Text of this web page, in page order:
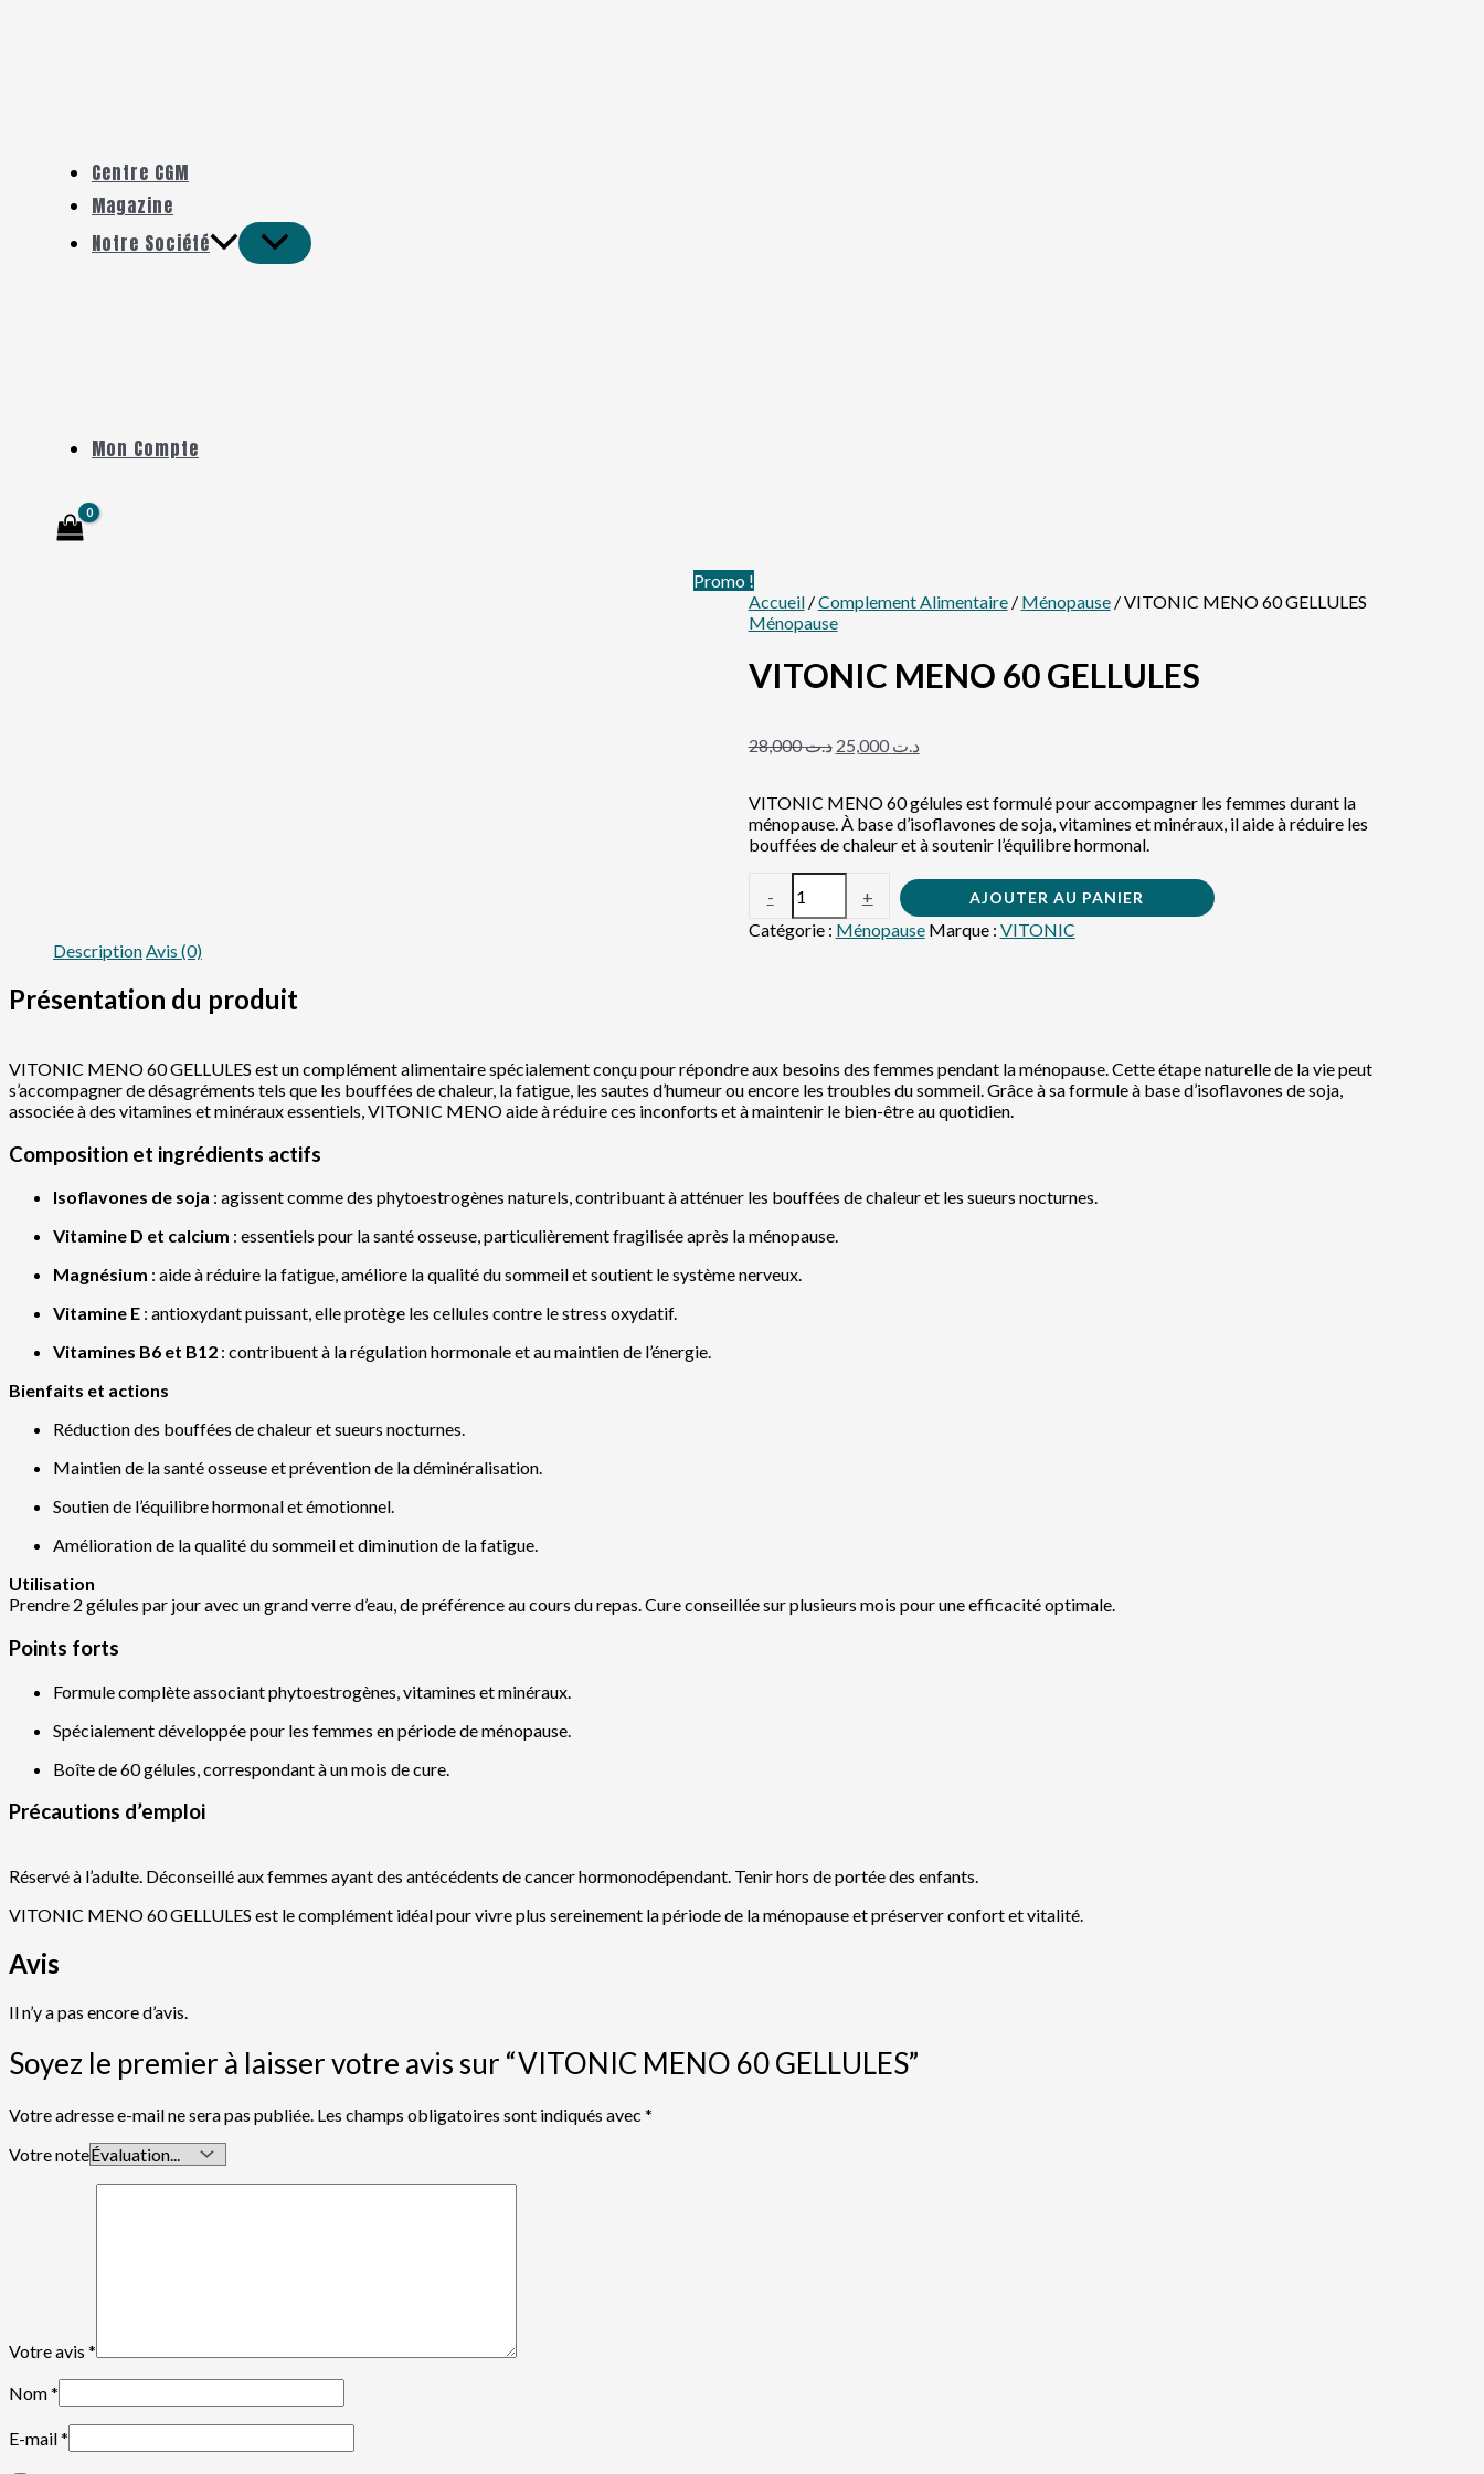
Centre CGM
Magazine
Notre Société
Mon Compte
Promo !
Accueil/Complement Alimentaire/ Ménopause/ VITONIC MENO 60 GELLULES
Ménopause
VITONIC MENO 60 GELLULES
د.ت28,000 د.ت 25,000
VITONIC MENO 60 gélules est formulé pour accompagner les femmes durant la
ménopause. À base d’isoflavones de soja, vitamines et minéraux, il aide à réduire les
bouffées de chaleur et à soutenir l’équilibre hormonal.
- + AJOUTER AU PANIER
Catégorie : Ménopause Marque : VITONIC
DescriptionAvis (0)
Présentation du produit
VITONIC MENO 60 GELLULES est un complément alimentaire spécialement conçu pour répondre aux besoins des femmes pendant la ménopause. Cette étape naturelle de la vie peut
s’accompagner de désagréments tels que les bouffées de chaleur, la fatigue, les sautes d’humeur ou encore les troubles du sommeil. Grâce à sa formule à base d’isoflavones de soja,
associée à des vitamines et minéraux essentiels, VITONIC MENO aide à réduire ces inconforts et à maintenir le bien-être au quotidien.
Composition et ingrédients actifs
Isoflavones de soja : agissent comme des phytoestrogènes naturels, contribuant à atténuer les bouffées de chaleur et les sueurs nocturnes.
Vitamine D et calcium : essentiels pour la santé osseuse, particulièrement fragilisée après la ménopause.
Magnésium : aide à réduire la fatigue, améliore la qualité du sommeil et soutient le système nerveux.
Vitamine E : antioxydant puissant, elle protège les cellules contre le stress oxydatif.
Vitamines B6 et B12 : contribuent à la régulation hormonale et au maintien de l’énergie.
Bienfaits et actions
Réduction des bouffées de chaleur et sueurs nocturnes.
Maintien de la santé osseuse et prévention de la déminéralisation.
Soutien de l’équilibre hormonal et émotionnel.
Amélioration de la qualité du sommeil et diminution de la fatigue.
Utilisation
Prendre 2 gélules par jour avec un grand verre d’eau, de préférence au cours du repas. Cure conseillée sur plusieurs mois pour une efficacité optimale.
Points forts
Formule complète associant phytoestrogènes, vitamines et minéraux.
Spécialement développée pour les femmes en période de ménopause.
Boîte de 60 gélules, correspondant à un mois de cure.
Précautions d’emploi
Réservé à l’adulte. Déconseillé aux femmes ayant des antécédents de cancer hormonodépendant. Tenir hors de portée des enfants.
VITONIC MENO 60 GELLULES est le complément idéal pour vivre plus sereinement la période de la ménopause et préserver confort et vitalité.
Avis
Il n’y a pas encore d’avis.
Soyez le premier à laisser votre avis sur “VITONIC MENO 60 GELLULES”
Votre adresse e-mail ne sera pas publiée. Les champs obligatoires sont indiqués avec *
Votre note
Votre avis *
Nom*
E-mail*